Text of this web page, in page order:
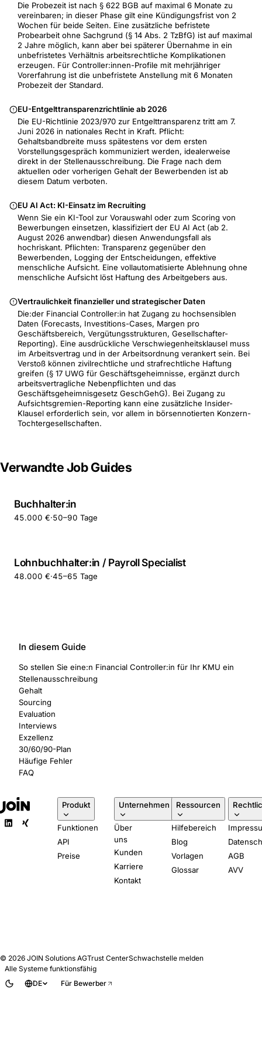
Die Probezeit ist nach § 622 BGB auf maximal 6 Monate zu
vereinbaren; in dieser Phase gilt eine Kündigungsfrist von 2
Wochen für beide Seiten. Eine zusätzliche befristete
Probearbeit ohne Sachgrund (§ 14 Abs. 2 TzBfG) ist auf maximal
2 Jahre möglich, kann aber bei späterer Übernahme in ein
unbefristetes Verhältnis arbeitsrechtliche Komplikationen
erzeugen. Für Controller:innen-Profile mit mehrjähriger
Vorerfahrung ist die unbefristete Anstellung mit 6 Monaten
Probezeit der Standard.
EU-Entgelttransparenzrichtlinie ab 2026
Die EU-Richtlinie 2023/970 zur Entgelttransparenz tritt am 7.
Juni 2026 in nationales Recht in Kraft. Pflicht:
Gehaltsbandbreite muss spätestens vor dem ersten
Vorstellungsgespräch kommuniziert werden, idealerweise
direkt in der Stellenausschreibung. Die Frage nach dem
aktuellen oder vorherigen Gehalt der Bewerbenden ist ab
diesem Datum verboten.
EU AI Act: KI-Einsatz im Recruiting
Wenn Sie ein KI-Tool zur Vorauswahl oder zum Scoring von
Bewerbungen einsetzen, klassifiziert der EU AI Act (ab 2.
August 2026 anwendbar) diesen Anwendungsfall als
hochriskant. Pflichten: Transparenz gegenüber den
Bewerbenden, Logging der Entscheidungen, effektive
menschliche Aufsicht. Eine vollautomatisierte Ablehnung ohne
menschliche Aufsicht löst Haftung des Arbeitgebers aus.
Vertraulichkeit finanzieller und strategischer Daten
Die:der Financial Controller:in hat Zugang zu hochsensiblen
Daten (Forecasts, Investitions-Cases, Margen pro
Geschäftsbereich, Vergütungsstrukturen, Gesellschafter-
Reporting). Eine ausdrückliche Verschwiegenheitsklausel muss
im Arbeitsvertrag und in der Arbeitsordnung verankert sein. Bei
Verstoß können zivilrechtliche und strafrechtliche Haftung
greifen (§ 17 UWG für Geschäftsgeheimnisse, ergänzt durch
arbeitsvertragliche Nebenpflichten und das
Geschäftsgeheimnisgesetz GeschGehG). Bei Zugang zu
Aufsichtsgremien-Reporting kann eine zusätzliche Insider-
Klausel erforderlich sein, vor allem in börsennotierten Konzern-
Tochtergesellschaften.
Verwandte Job Guides
Buchhalter:in
45.000 €·50–90 Tage
Lohnbuchhalter:in / Payroll Specialist
48.000 €·45–65 Tage
In diesem Guide
So stellen Sie eine:n Financial Controller:in für Ihr KMU ein
Stellenausschreibung
Gehalt
Sourcing
Evaluation
Interviews
Exzellenz
30/60/90-Plan
Häufige Fehler
FAQ
Produkt
Funktionen
API
Preise
Unternehmen
Über
uns
Kunden
Karriere
Kontakt
Ressourcen
Hilfebereich
Blog
Vorlagen
Glossar
AGB
AVV
© 2026 JOIN Solutions AGTrust CenterSchwachstelle melden
Alle Systeme funktionsfähig
DE
Für Bewerber